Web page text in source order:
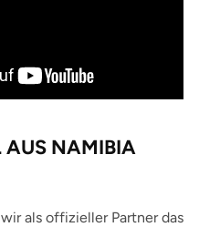
NAMIBIA
als offizieller Partner das